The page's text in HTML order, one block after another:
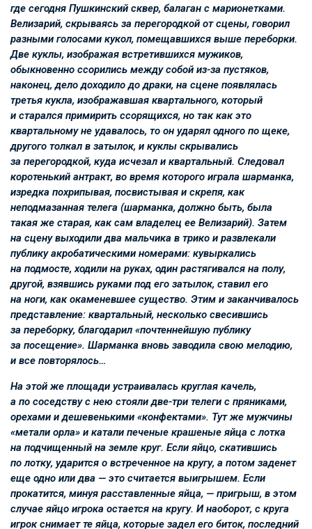
где сегодня Пушкинский сквер, балаган с марионетками.
Велизарий, скрываясь за перегородкой от сцены, говорил
разными голосами кукол, помещавшихся выше переборки.
Две куклы, изображая встретившихся мужиков,
обыкновенно ссорились между собой из-за пустяков,
наконец, дело доходило до драки, на сцене появлялась
третья кукла, изображавшая квартального, который
и старался примирить ссорящихся, но так как это
квартальному не удавалось, то он ударял одного по щеке,
другого толкал в затылок, и куклы скрывались
за перегородкой, куда исчезал и квартальный. Следовал
коротенький антракт, во время которого играла шарманка,
изредка похрипывая, посвистывая и скрепя, как
неподмазанная телега (шарманка, должно быть, была
такая же старая, как сам владелец ее Велизарий). Затем
на сцену выходили два мальчика в трико и развлекали
публику акробатическими номерами: кувыркались
на подмосте, ходили на руках, один растягивался на полу,
другой, взявшись руками под его затылок, ставил его
на ноги, как окаменевшее существо. Этим и заканчивалось
представление: квартальный, несколько свесившись
за переборку, благодарил «почтеннейшую публику
за посещение». Шарманка вновь заводила свою мелодию,
и все повторялось…
На этой же площади устраивалась круглая качель,
а по соседству с нею стояли две-три телеги с пряниками,
орехами и дешевенькими «конфектами». Тут же мужчины
«метали орла» и катали печеные крашеные яйца с лотка
на подчищенный на земле круг. Если яйцо, скатившись
по лотку, ударится о встреченное на кругу, а потом заденет
еще одно или два — это считается выигрышем. Если
прокатится, минуя расставленные яйца, — пригрыш, в этом
случае яйцо игрока остается на кругу. И наоборот, с круга
игрок снимает те яйца, которые задел его биток, последний